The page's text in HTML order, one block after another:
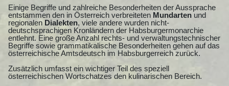
Einige Begriffe und zahlreiche Besonderheiten der Aussprache
entstammen den in Österreich verbreiteten Mundarten und
regionalen Dialekten, viele andere wurden nicht-
deutschsprachigen Kronländern der Habsburgermonarchie
entlehnt. Eine große Anzahl rechts- und verwaltungstechnischer
Begriffe sowie grammatikalische Besonderheiten gehen auf das
österreichische Amtsdeutsch im Habsburgerreich zurück.
Zusätzlich umfasst ein wichtiger Teil des speziell
österreichischen Wortschatzes den kulinarischen Bereich.